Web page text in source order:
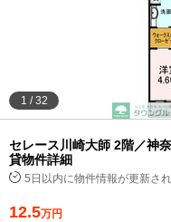
1 /32
セレース川崎大師 2階／神
貸物件詳細
5日以内に物件情報が更新さ
12.5万円